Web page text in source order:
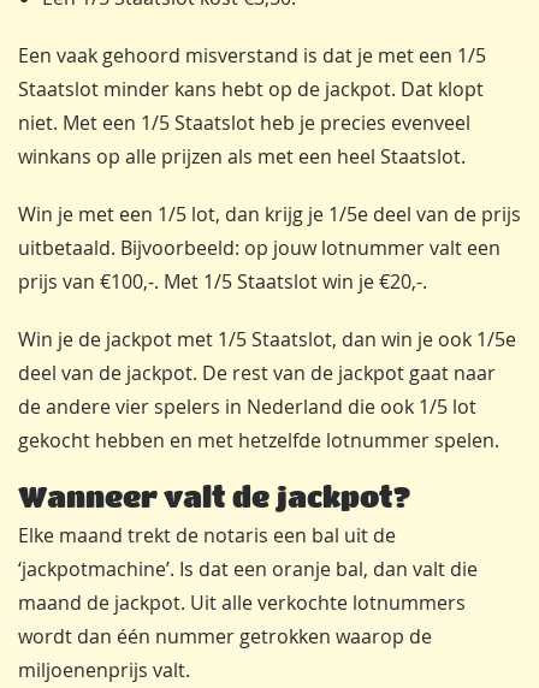
Een vaak gehoord misverstand is dat je met een 1/5
Staatslot minder kans hebt op de jackpot. Dat klopt
niet. Met een 1/5 Staatslot heb je precies evenveel
winkans op alle prijzen als met een heel Staatslot.
Win je met een 1/5 lot, dan krijg je 1/5e deel van de prijs
uitbetaald. Bijvoorbeeld: op jouw lotnummer valt een
prijs van €100,-. Met 1/5 Staatslot win je €20,-.
Win je de jackpot met 1/5 Staatslot, dan win je ook 1/5e
deel van de jackpot. De rest van de jackpot gaat naar
de andere vier spelers in Nederland die ook 1/5 lot
gekocht hebben en met hetzelfde lotnummer spelen.
Wanneer valt de jackpot?
Elke maand trekt de notaris een bal uit de
‘jackpotmachine’. Is dat een oranje bal, dan valt die
maand de jackpot. Uit alle verkochte lotnummers
wordt dan één nummer getrokken waarop de
miljoenenprijs valt.